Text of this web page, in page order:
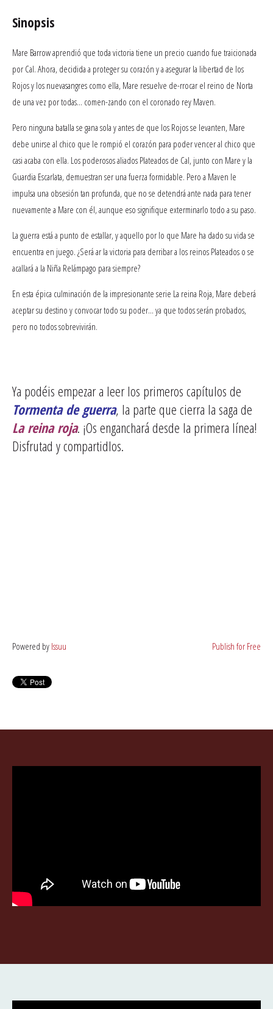
Sinopsis
Mare Barrow aprendió que toda victoria tiene un precio cuando fue traicionada
por Cal. Ahora, decidida a proteger su corazón y a asegurar la libertad de los
Rojos y los nuevasangres como ella, Mare resuelve de-rrocar el reino de Norta
de una vez por todas… comen-zando con el coronado rey Maven.
Pero ninguna batalla se gana sola y antes de que los Rojos se levanten, Mare
debe unirse al chico que le rompió el corazón para poder vencer al chico que
casi acaba con ella. Los poderosos aliados Plateados de Cal, junto con Mare y la
Guardia Escarlata, demuestran ser una fuerza formidable. Pero a Maven le
impulsa una obsesión tan profunda, que no se detendrá ante nada para tener
nuevamente a Mare con él, aunque eso signifique exterminarlo todo a su paso.
La guerra está a punto de estallar, y aquello por lo que Mare ha dado su vida se
encuentra en juego. ¿Será ar la victoria para derribar a los reinos Plateados o se
acallará a la Niña Relámpago para siempre?
En esta épica culminación de la impresionante serie La reina Roja, Mare deberá
aceptar su destino y convocar todo su poder… ya que todos serán probados,
pero no todos sobrevivirán.
Ya podéis empezar a leer los primeros capítulos de
Tormenta de guerra, la parte que cierra la saga de
La reina roja. ¡Os enganchará desde la primera línea!
Disfrutad y compartidlos.
Powered by Issuu Publish for Free